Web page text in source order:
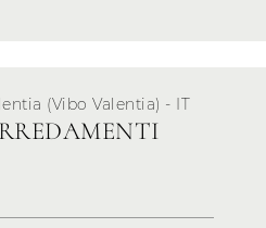
(Vibo Valentia) - IT